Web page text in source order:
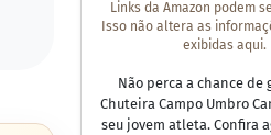
Links da Amazon podem
Isso não altera as
exibidas aqui.
Não perca a chance de
Chuteira Campo Umbro
seu jovem atleta. Confira